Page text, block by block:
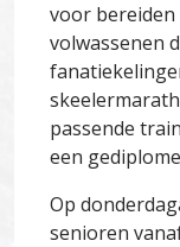
voor
volwassenen
passende
een
Op
senioren